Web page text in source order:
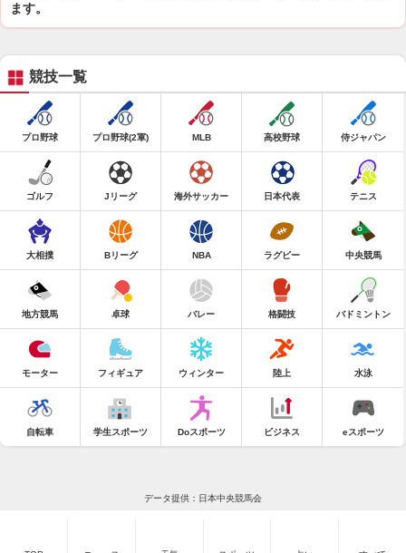
ます。
競技一覧
プロ野球 プロ野球(2軍) MLB 高校野球 侍ジャパン
ゴルフ Jリーグ 海外サッカー 日本代表 テニス
大相撲 Bリーグ NBA ラグビー 中央競馬
地方競馬 卓球 バレー 格闘技 バドミントン
モーター フィギュア ウィンター 陸上 水泳
自転車 学生スポーツ Doスポーツ ビジネス eスポーツ
データ提供：日本中央競馬会